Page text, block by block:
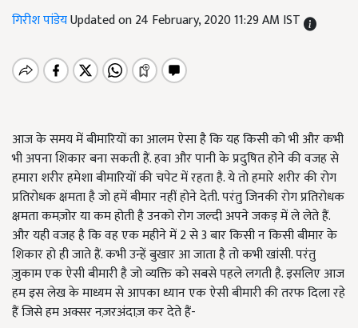
गिरीश पांडेयUpdated on 24 February, 2020 11:29 AM IST
आज के समय में बीमारियों का आलम ऐसा है कि यह किसी को भी और कभी
भी अपना शिकार बना सकती हैं. हवा और पानी के प्रदुषित होने की वजह से
हमारा शरीर हमेशा बीमारियों की चपेट में रहता है. ये तो हमारे शरीर की रोग
प्रतिरोधक क्षमता है जो हमें बीमार नहीं होने देती. परंतु जिनकी रोग प्रतिरोधक
क्षमता कमज़ोर या कम होती है उनको रोग जल्दी अपने जकड़ में ले लेते हैं.
और यही वजह है कि वह एक महीने में 2 से 3 बार किसी न किसी बीमार के
शिकार हो ही जाते हैं. कभी उन्हें बुखार आ जाता है तो कभी खांसी. परंतु
ज़ुकाम एक ऐसी बीमारी है जो व्यक्ति को सबसे पहले लगती है. इसलिए आज
हम इस लेख के माध्यम से आपका ध्यान एक ऐसी बीमारी की तरफ दिला रहे
हैं जिसे हम अक्सर नज़रअंदाज़ कर देते हैं-